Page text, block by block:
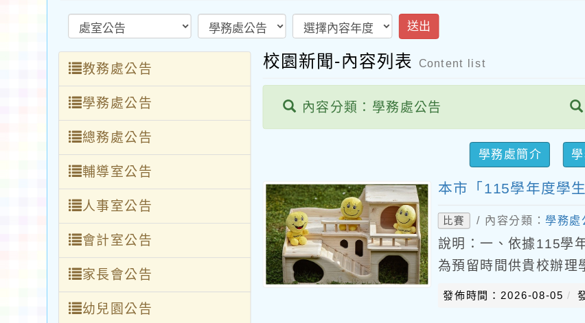
送出
教務處公告
學務處公告
總務處公告
輔導室公告
人事室公告
會計室公告
家長會公告
幼兒園公告
校園新聞-內容列表 Content list
內容分類：學務處公告
學務處簡介
本市「115學年度學
比賽 / 內容分類：學務處
說明：一、依據115學
為預留時間供貴校辦理
樂比賽賽程規劃如下
發佈時間：2026-08-05